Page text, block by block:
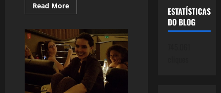
Read MoreRead
more
Prefeita,
a
História
de
Maria
Luíza
Fontenele
em
Fortaleza!
ESTATÍSTICAS
DO BLOG